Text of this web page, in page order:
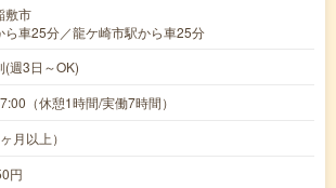
敷市
ら車25分／龍ケ崎市駅から車25分
(週3日～OK)
（休憩1時間/実働7時間）
月以上）
円